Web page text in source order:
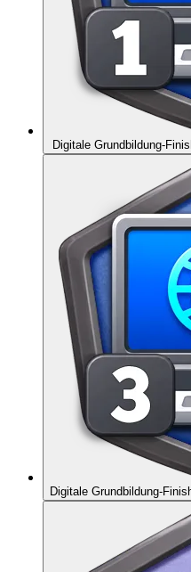
Digitale Grundbildung-
Digitale Grundbildung-